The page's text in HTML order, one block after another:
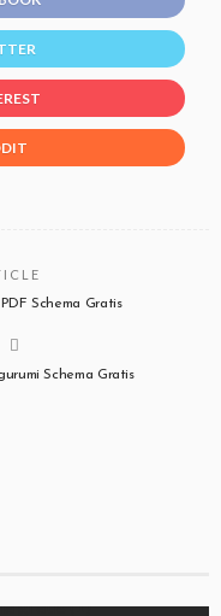
Schema Gratis
Schema Gratis